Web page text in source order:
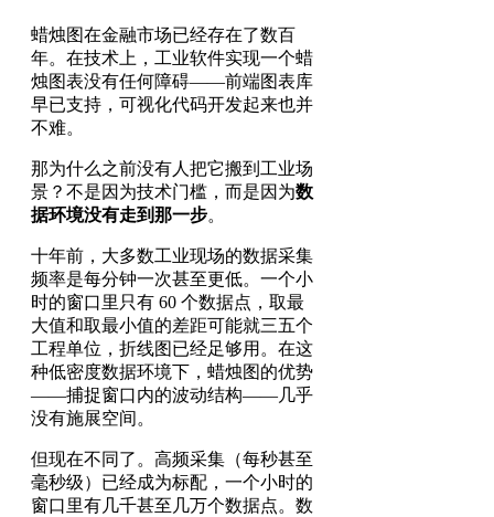
蜡烛图在金融市场已经存在了数百
年。在技术上，工业软件实现一个蜡
烛图表没有任何障碍——前端图表库
早已支持，可视化代码开发起来也并
不难。
那为什么之前没有人把它搬到工业场
景？不是因为技术门槛，而是因为数
据环境没有走到那一步。
十年前，大多数工业现场的数据采集
频率是每分钟一次甚至更低。一个小
时的窗口里只有 60 个数据点，取最
大值和取最小值的差距可能就三五个
工程单位，折线图已经足够用。在这
种低密度数据环境下，蜡烛图的优势
——捕捉窗口内的波动结构——几乎
没有施展空间。
但现在不同了。高频采集（每秒甚至
毫秒级）已经成为标配，一个小时的
窗口里有几千甚至几万个数据点。数